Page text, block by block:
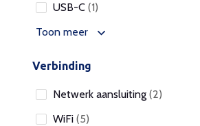
USB-C (1)
Toon meer
Verbinding
Netwerk aansluiting (2)
WiFi (5)